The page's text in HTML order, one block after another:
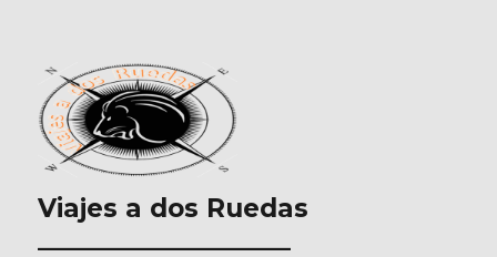
Viajes a dos Ruedas
___________________